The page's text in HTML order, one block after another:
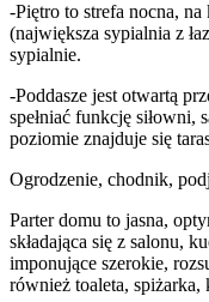
-Piętro to strefa nocna, na
(największa sypialnia z
sypialnie.
-Poddasze jest otwartą
spełniać funkcję siłowni,
poziomie znajduje się
Ogrodzenie, chodnik,
Parter domu to jasna,
składająca się z salonu,
imponujące szerokie,
również toaleta,